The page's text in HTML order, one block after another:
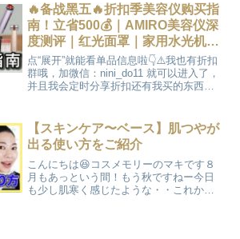
🔥备战黑五🔥折扣季美容仪购买指
南！立省500💰｜AMIRO美容仪深
度测评｜红光面罩｜家用水光机｜
射频仪｜胶原炮｜ninido
点“展开”就能看单品信息啦👇⚠️我也有折扣
群哦，加微信：nini_do11 就可以进入了，
并且我会定时分享折扣还有我买的东西，
价值$150美金的包包镜！🔻00:45 ...
【スキンケア〜ベース】肌つやが
出る使い方をご紹介
こんにちは😆コスメモリーのマキです８
月もあっという間！もう秋ですねー今日
も少し肌寒く感じたような・・これから